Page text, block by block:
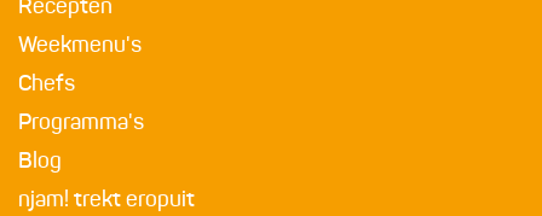
Recepten
Weekmenu's
Chefs
Programma's
Blog
njam! trekt eropuit